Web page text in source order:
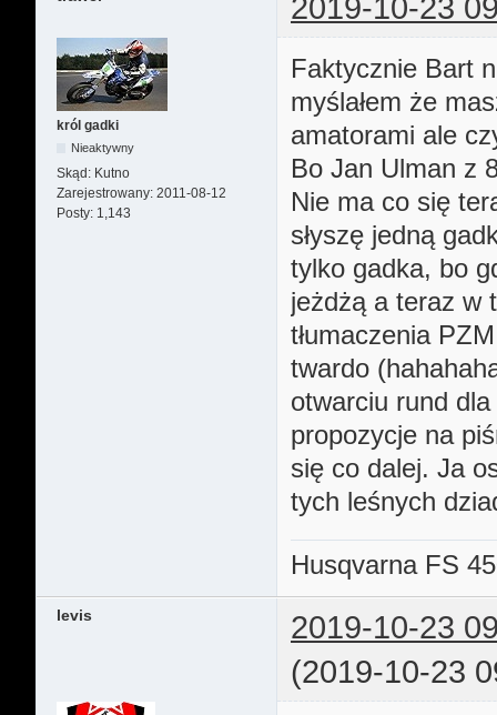
2019-10-23
król gadki
Nieaktywny
Skąd: Kutno
Zarejestrowany: 2011-08-12
Posty: 1,143
Faktycznie Bart
myślałem że
amatorami ale
Bo Jan Ulman z
Nie ma co się
słyszę jedną
tylko gadka, bo
jeżdżą a teraz w
tłumaczenia
twardo
otwarciu rund
propozycje na
się co dalej. Ja
tych leśnych
Husqvarna FS
levis
2019-10-23
(2019-10-23